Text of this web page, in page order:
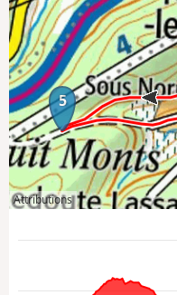
5
Attributions